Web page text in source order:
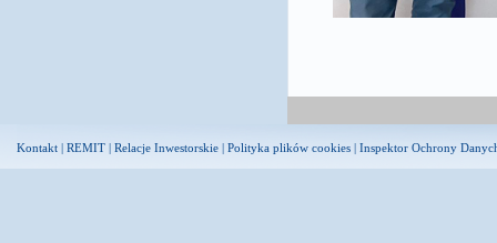
Kontakt | REMIT | Relacje Inwestorskie | Polityka plików cookies | Inspektor Ochrony